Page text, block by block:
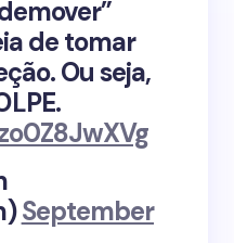
de tomar
Ou seja,
September